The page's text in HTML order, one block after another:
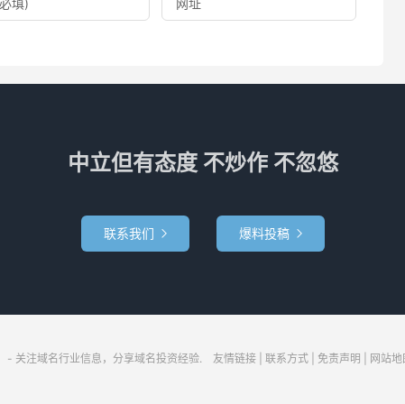
中立但有态度 不炒作 不忽悠
联系我们  爆料投稿 
- 关注域名行业信息，分享域名投资经验. 友情链接 联系方式 免责声明 网站地